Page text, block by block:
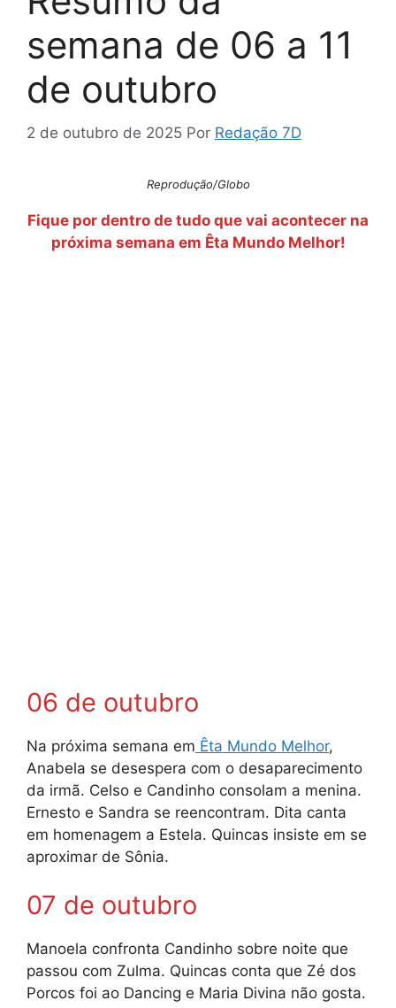
semana de 06 a 11
de outubro
2 de outubro de 2025 Por Redação 7D
Reprodução/Globo
Fique por dentro de tudo que vai acontecer na
próxima semana em Êta Mundo Melhor!
06 de outubro
Na próxima semana em Êta Mundo Melhor,
Anabela se desespera com o desaparecimento
da irmã. Celso e Candinho consolam a menina.
Ernesto e Sandra se reencontram. Dita canta
em homenagem a Estela. Quincas insiste em se
aproximar de Sônia.
07 de outubro
Manoela confronta Candinho sobre noite que
passou com Zulma. Quincas conta que Zé dos
Porcos foi ao Dancing e Maria Divina não gosta.